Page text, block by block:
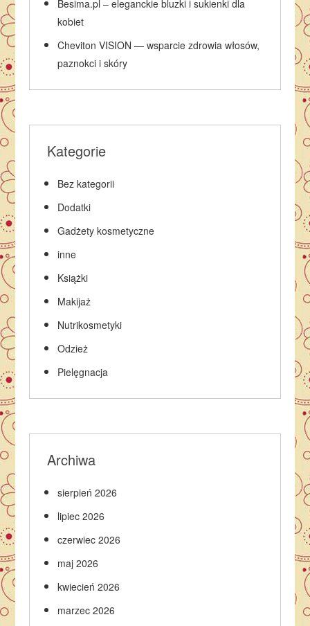
Besima.pl – eleganckie bluzki i sukienki dla
kobiet
Cheviton VISION — wsparcie zdrowia włosów,
paznokci i skóry
Kategorie
Bez kategorii
Dodatki
Gadżety kosmetyczne
inne
Książki
Makijaż
Nutrikosmetyki
Odzież
Pielęgnacja
Archiwa
sierpień 2026
lipiec 2026
czerwiec 2026
maj 2026
kwiecień 2026
marzec 2026